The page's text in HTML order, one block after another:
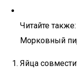
Читайте также:
Морковный
Яйца